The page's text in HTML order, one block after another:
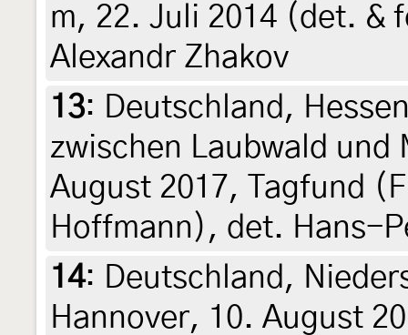
m, 22. Juli 2014 (det. &
Alexandr Zhakov
13: Deutschland,
zwischen Laubwald und
August 2017, Tagfund
Hoffmann), det. Hans-
14: Deutschland,
Hannover, 10. August